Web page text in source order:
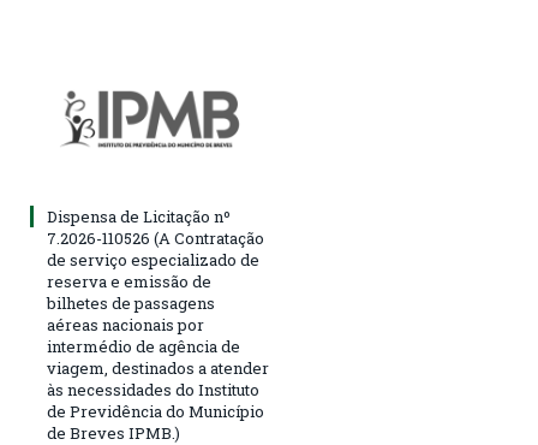
Dispensa de Licitação nº
7.2026-110526 (A Contratação
de serviço especializado de
reserva e emissão de
bilhetes de passagens
aéreas nacionais por
intermédio de agência de
viagem, destinados a atender
às necessidades do Instituto
de Previdência do Município
de Breves IPMB.)